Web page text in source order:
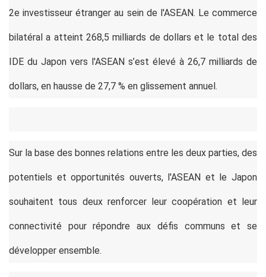
2e investisseur étranger au sein de l'ASEAN. Le commerce
bilatéral a atteint 268,5 milliards de dollars et le total des
IDE du Japon vers l'ASEAN s’est élevé à 26,7 milliards de
dollars, en hausse de 27,7 % en glissement annuel.
Sur la base des bonnes relations entre les deux parties, des
potentiels et opportunités ouverts, l'ASEAN et le Japon
souhaitent tous deux renforcer leur coopération et leur
connectivité pour répondre aux défis communs et se
développer ensemble.